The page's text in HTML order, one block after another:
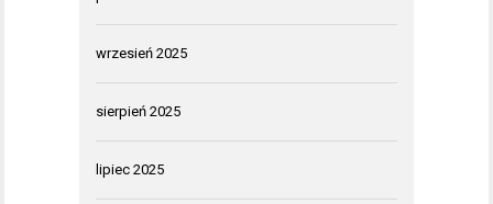
wrzesień 2025
sierpień 2025
lipiec 2025